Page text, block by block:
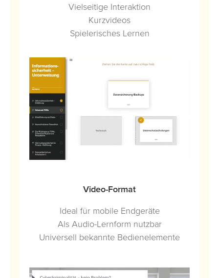
Vielseitige Interaktion
Kurzvideos
Spielerisches Lernen
Video-Format
Ideal für mobile Endgeräte
Als Audio-Lernform nutzbar
Universell bekannte Bedienelemente